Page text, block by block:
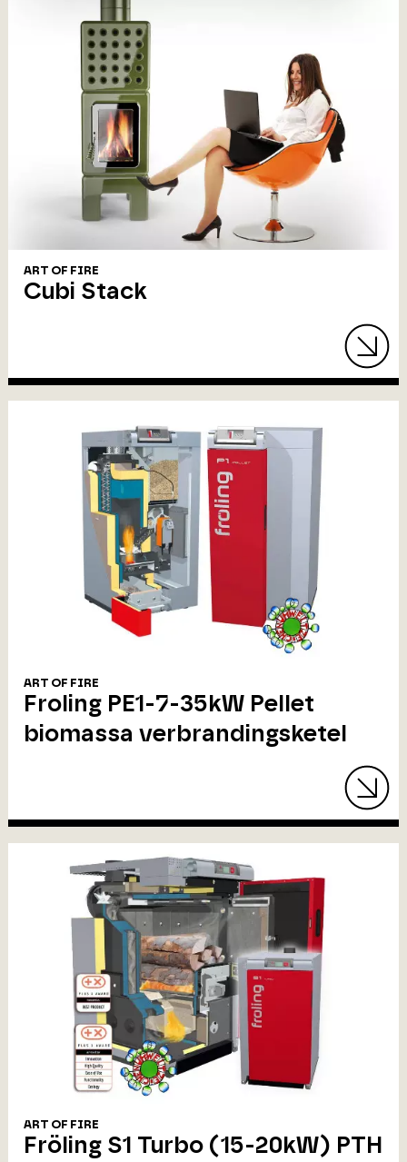
ART OF FIRE
Cubi Stack
ART OF FIRE
Froling PE1-7-35kW Pellet
biomassa verbrandingsketel
ART OF FIRE
Fröling S1 Turbo (15-20kW) PTH